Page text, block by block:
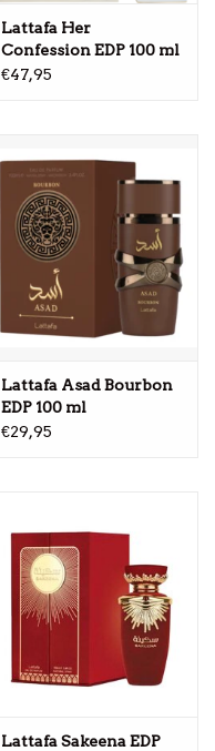
Lattafa Her
Confession EDP 100 ml
€47,95
Lattafa Asad Bourbon
EDP 100 ml
€29,95
Lattafa Sakeena EDP